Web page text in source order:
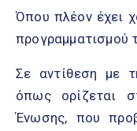
Όπου πλέον έχει
προγραμματισμού
Σε αντίθεση με
όπως ορίζεται
Ένωσης, που